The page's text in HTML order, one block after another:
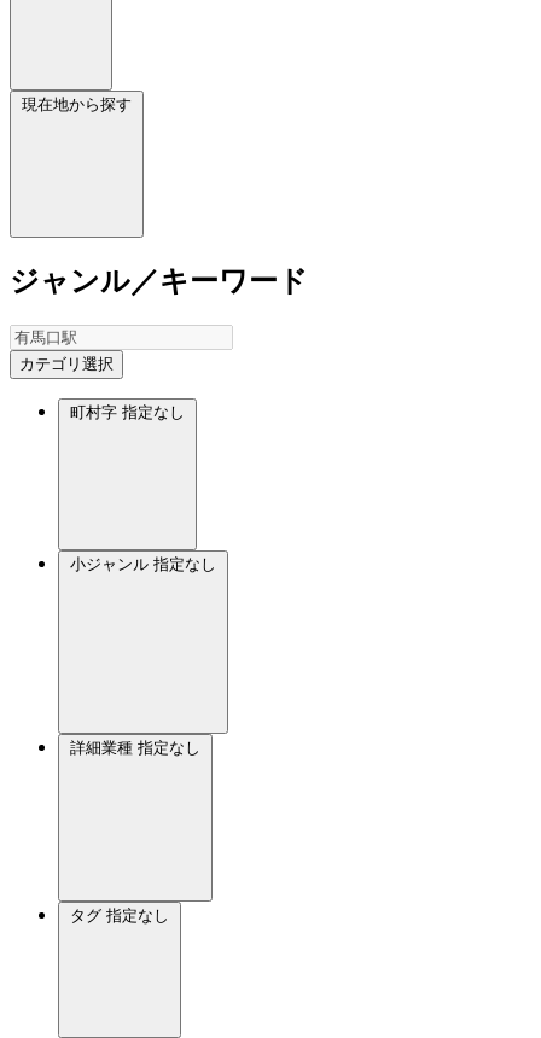
現在地から探す
ジャンル／キーワード
カテゴリ選択
町村字 指定なし
小ジャンル 指定なし
詳細業種 指定なし
タグ 指定なし